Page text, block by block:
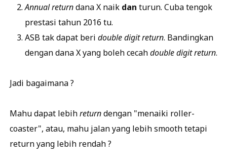
Annual returndana X naik dan turun. Cuba tengok
prestasi tahun 2016 tu.
ASB tak dapat beri double digit return. Bandingkan
dengan dana X yang boleh cecahdouble digit return.
Jadi bagaimana ?
Mahu dapat lebihreturndengan "menaiki roller-
coaster", atau, mahu jalan yang lebih smooth tetapi
return yang lebih rendah ?